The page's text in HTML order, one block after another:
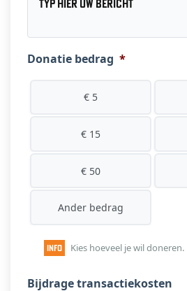
Donatie bedrag *
€ 5
€ 15
€ 50
Ander bedrag
Kies hoeveel je wil doneren.
Bijdrage transactiekosten